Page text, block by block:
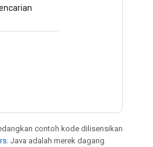
contoh kode dilisensikan
. Java adalah merek dagang